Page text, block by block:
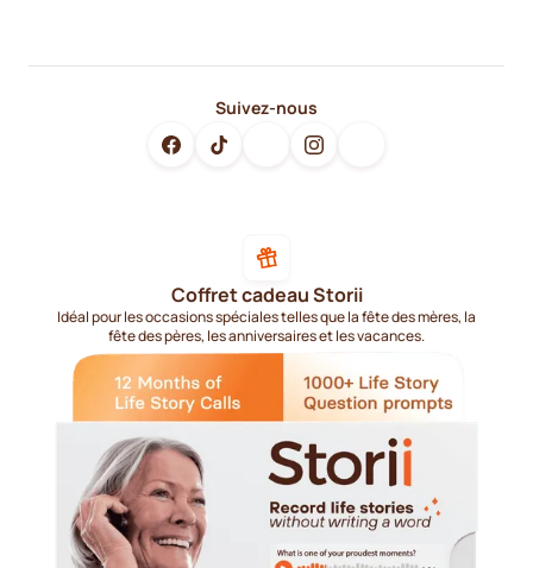
Suivez-nous
Coffret cadeau Storii
Idéal pour les occasions spéciales telles que la fête des mères, la
fête des pères, les anniversaires et les vacances.